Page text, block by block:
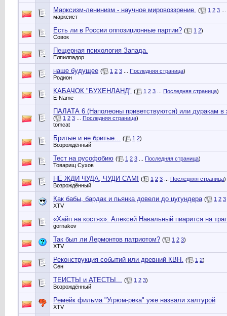
Марксизм-ленинизм - научное мировоззрение. ( 1 2 3
марксист
Есть ли в России оппозиционные партии? ( 1 2)
Совок
Пещерная психология Запада.
Елпилпадор
наше будущее ( 1 2 3 Последняя страница)
Родион
КАБАЧОК "БУХЕНЛАНД" ( 1 2 3 Последняя страница)
E-Name
ПАЛАТА 6 (Наполеоны приветствуются) или дуракам в
( 1 2 3 Последняя страница)
tomcat
Бритые и не бритые... ( 1 2)
Возрождённый
Тест на русофобию ( 1 2 3 Последняя страница)
Товарищ Сухов
НЕ ЖДИ ЧУДА, ЧУДИ САМ! ( 1 2 3 Последняя страница)
Возрождённый
Как бабы, бардак и пьянка довели до цугундера ( 1 2 3
XTV
«Хайп на костях»: Алексей Навальный пиарится на
gornakov
Так был ли Лермонтов патриотом? ( 1 2 3)
XTV
Реконструкция событий или древний КВН. ( 1 2)
Сен
ТЕИСТЫ и АТЕСТЫ... ( 1 2 3)
Возрождённый
Ремейк фильма "Угрюм-река" уже назвали халтурой
XTV